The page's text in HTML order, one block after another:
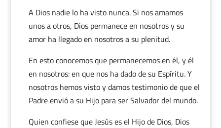
A Dios nadie lo ha visto nunca. Si nos amamos
unos a otros, Dios permanece en nosotros y su
amor ha llegado en nosotros a su plenitud.
En esto conocemos que permanecemos en él, y él
en nosotros: en que nos ha dado de su Espíritu. Y
nosotros hemos visto y damos testimonio de que el
Padre envió a su Hijo para ser Salvador del mundo.
Quien confiese que Jesús es el Hijo de Dios, Dios